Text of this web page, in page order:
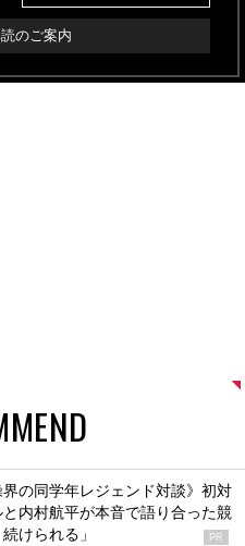
のご案内
界の同学年レジェンド対談》初対
内村航平が本音で語り合った競
けられる」
PR